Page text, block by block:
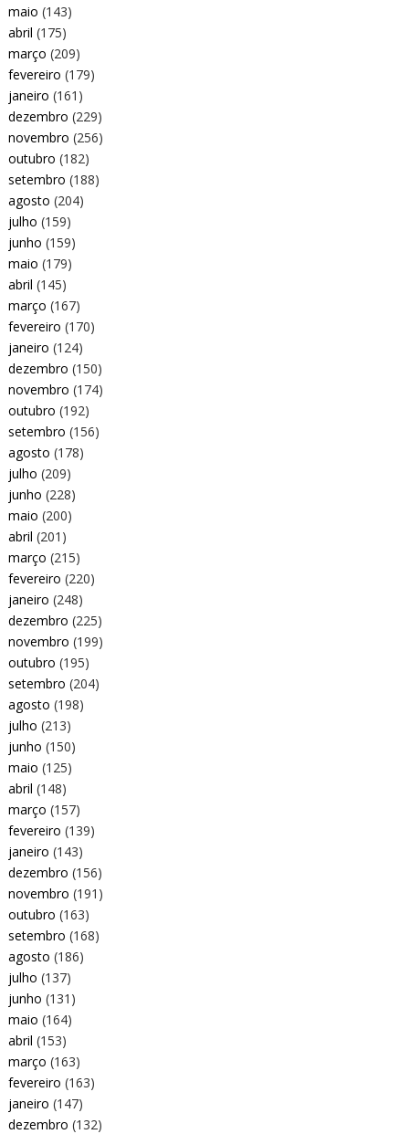
maio (143)
abril (175)
março (209)
fevereiro (179)
janeiro (161)
dezembro (229)
novembro (256)
outubro (182)
setembro (188)
agosto (204)
julho (159)
junho (159)
maio (179)
abril (145)
março (167)
fevereiro (170)
janeiro (124)
dezembro (150)
novembro (174)
outubro (192)
setembro (156)
agosto (178)
julho (209)
junho (228)
maio (200)
abril (201)
março (215)
fevereiro (220)
janeiro (248)
dezembro (225)
novembro (199)
outubro (195)
setembro (204)
agosto (198)
julho (213)
junho (150)
maio (125)
abril (148)
março (157)
fevereiro (139)
janeiro (143)
dezembro (156)
novembro (191)
outubro (163)
setembro (168)
agosto (186)
julho (137)
junho (131)
maio (164)
abril (153)
março (163)
fevereiro (163)
janeiro (147)
dezembro (132)